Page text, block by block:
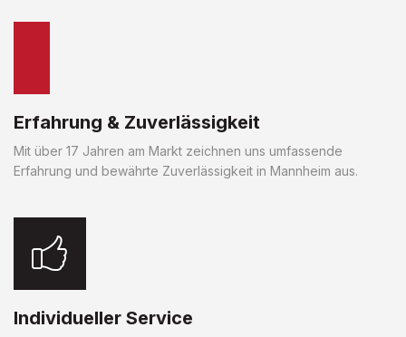
Erfahrung & Zuverlässigkeit
Mit über 17 Jahren am Markt zeichnen uns umfassende
Erfahrung und bewährte Zuverlässigkeit in Mannheim aus.
Individueller Service